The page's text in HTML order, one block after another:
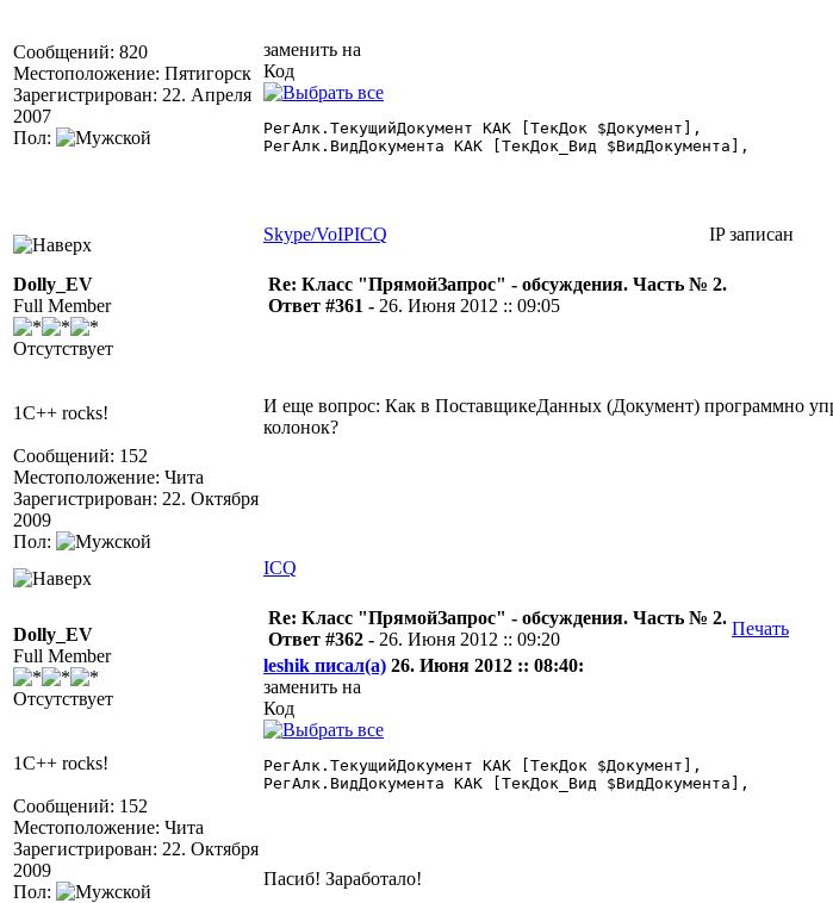
Сообщений: 820
Местоположение: Пятигорск
Зарегистрирован: 22. Апреля
2007
Пол:
заменить на
Код
РегАлк.ТекущийДокумент КАК [ТекДок $Документ],
РегАлк.ВидДокумента КАК [ТекДок_Вид $ВидДокумента],
Skype/VoIPICQ IP записан
Dolly_EV
Full Member
Отсутствует
1C++ rocks!
Сообщений: 152
Местоположение: Чита
Зарегистрирован: 22. Октября
2009
Пол:
Re: Класс "ПрямойЗапрос" - обсуждения. Часть № 2.
Ответ #361 - 26. Июня 2012 :: 09:05
И еще вопрос: Как в ПоставщикеДанных (Документ) программно
колонок?
ICQ
Dolly_EV
Full Member
Отсутствует
1C++ rocks!
Сообщений: 152
Местоположение: Чита
Зарегистрирован: 22. Октября
2009
Пол:
Re: Класс "ПрямойЗапрос" - обсуждения. Часть № 2.
Ответ #362 - 26. Июня 2012 :: 09:20
Печать
leshik писал(а) 26. Июня 2012 :: 08:40:
заменить на
Код
РегАлк.ТекущийДокумент КАК [ТекДок $Документ],
РегАлк.ВидДокумента КАК [ТекДок_Вид $ВидДокумента],
Пасиб! Заработало!